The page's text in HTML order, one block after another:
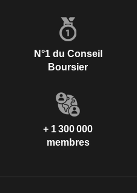
N°1 du Conseil
Boursier
+ 1 300 000
membres